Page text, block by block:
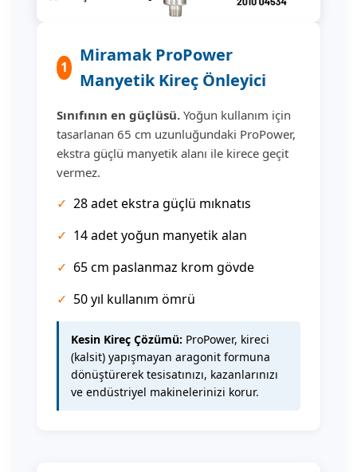
1
Miramak ProPower
Manyetik Kireç Önleyici
Sınıfının en güçlüsü. Yoğun kullanım için
tasarlanan 65 cm uzunluğundaki ProPower,
ekstra güçlü manyetik alanı ile kirece geçit
vermez.
✓ 28 adet ekstra güçlü mıknatıs
✓ 14 adet yoğun manyetik alan
✓ 65 cm paslanmaz krom gövde
✓ 50 yıl kullanım ömrü
Kesin Kireç Çözümü: ProPower, kireci
(kalsit) yapışmayan aragonit formuna
dönüştürerek tesisatınızı, kazanlarınızı
ve endüstriyel makinelerinizi korur.